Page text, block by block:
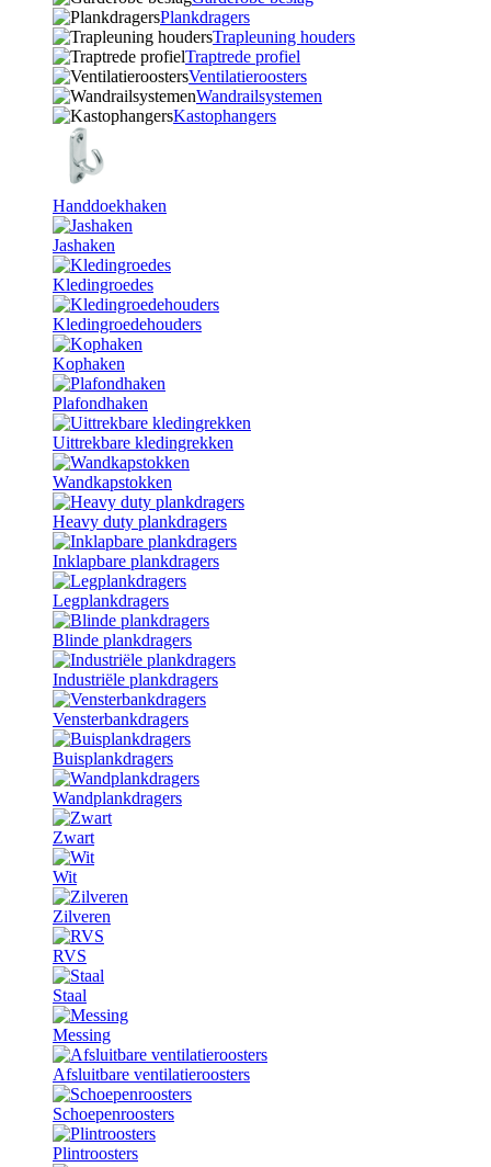
Plankdragers
Trapleuning houders
Traptrede profiel
Ventilatieroosters
Wandrailsystemen
Kastophangers
Handdoekhaken
Jashaken
Kledingroedes
Kledingroedehouders
Kophaken
Plafondhaken
Uittrekbare kledingrekken
Wandkapstokken
Heavy duty plankdragers
Inklapbare plankdragers
Legplankdragers
Blinde plankdragers
Industriële plankdragers
Vensterbankdragers
Buisplankdragers
Wandplankdragers
Zwart
Wit
Zilveren
RVS
Staal
Messing
Afsluitbare ventilatieroosters
Schoepenroosters
Plintroosters